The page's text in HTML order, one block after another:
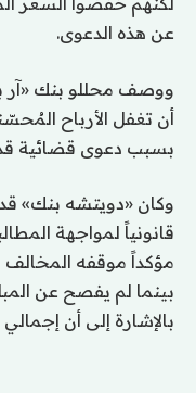
عن هذه الدعوى.
ووصف محللو بنك «آر
أن تغفل الأرباح
بسبب دعوى قضائية
وكان «دويتشه
قانونياً لمواجهة
مؤكداً موقفه المخالف
بينما لم يفصح عن
بالإشارة إلى أن إجمالي